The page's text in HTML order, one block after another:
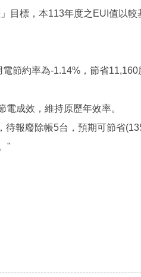
目標，本113年度之EUI值以
節約率為-1.14%，節省
成效，維持原歷年效率。
報廢除帳5台，預期可節省
"